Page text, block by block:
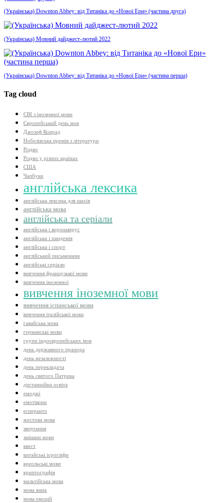
(Українська) Downton Abbey: від Титаніка до «Нової Ери» (частина друга)
(Українська) Мовний дайджест-лютий 2022
(Українська) Downton Abbey: від Титаніка до «Нової Ери» (частина перша)
Tag cloud
ЄВІ з іноземної мови
Європейський день мов
Джозеф Конрад
Нобелівська премія з літератури
Різдво
Різдво у різних країнах
США
Чапбуки
англійська лексика
англійська лексика для шахів
англійська мова
англійська та серіали
англійська і коронавірус
англійська і пандемія
англійська і спорт
англійський письменник
англійські серіали
вивчення французької мови
вивчення іноземної
вивчення іноземної мови
вивчення іспанської мови
вивчення італійської мови
гавайська мова
германські мови
групи індоєвропейських мов
день державного прапора
день незалежності
день перекладача
день святого Патрика
дистанційна освіта
емоджі
емотікони
есперанто
жестова мова
звертання
змішані мови
квест
китайські ієрогліфи
креольські мови
криптографія
мальтійська мова
мова вина
мова емоцій